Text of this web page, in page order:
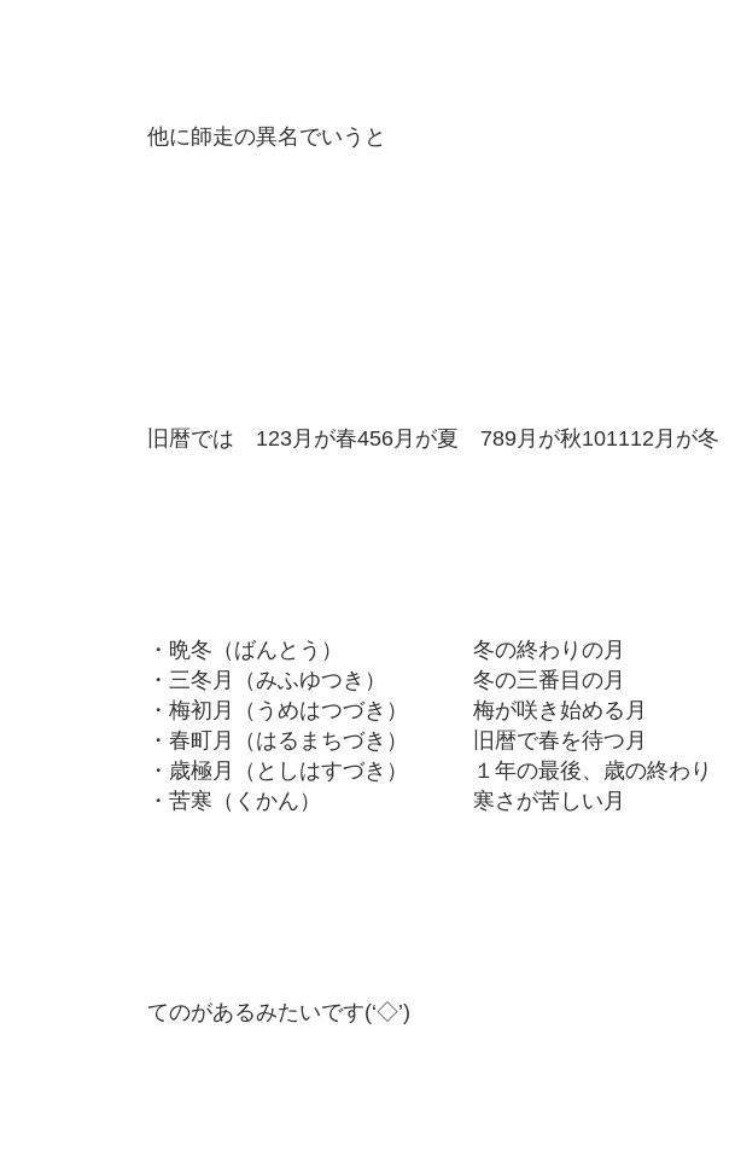
他に師走の異名でいうと
旧暦では 123月が春456月が夏 789月が秋101112月が冬
・晩冬（ばんとう） 冬の終わりの月
・三冬月（みふゆつき） 冬の三番目の月
・梅初月（うめはつづき） 梅が咲き始める月
・春町月（はるまちづき） 旧暦で春を待つ月
・歳極月（としはすづき） １年の最後、歳の終わり
・苦寒（くかん） 寒さが苦しい月
てのがあるみたいです(‘◇’)ゞ